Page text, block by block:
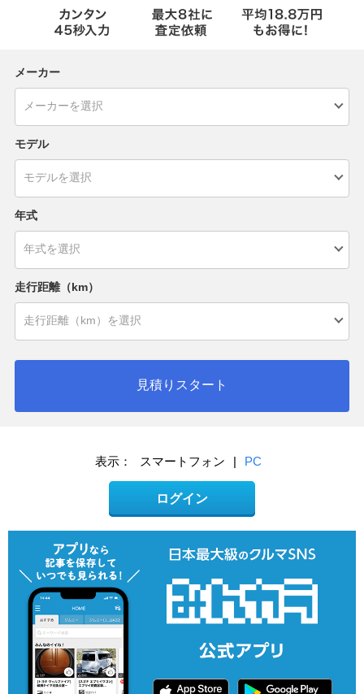
メーカー
モデル
年式
走行距離（km）
見積りスタート
表示： スマートフォン | PC
ログイン